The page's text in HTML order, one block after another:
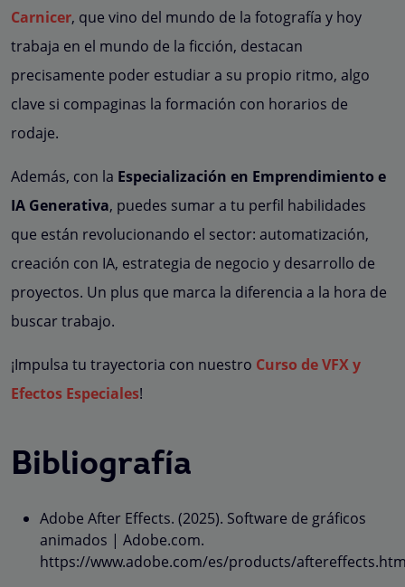
Carnicer, que vino del mundo de la fotografía y hoy
trabaja en el mundo de la ficción, destacan
precisamente poder estudiar a su propio ritmo, algo
clave si compaginas la formación con horarios de
rodaje.
Además, con la Especialización en Emprendimiento e
IA Generativa, puedes sumar a tu perfil habilidades
que están revolucionando el sector: automatización,
creación con IA, estrategia de negocio y desarrollo de
proyectos. Un plus que marca la diferencia a la hora de
buscar trabajo.
¡Impulsa tu trayectoria con nuestro Curso de VFX y
Efectos Especiales!
Bibliografía
Adobe After Effects. (2025). Software de gráficos
animados | Adobe.com.
https://www.adobe.com/es/products/